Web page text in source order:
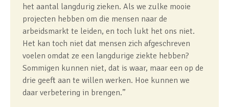
het aantal langdurig zieken. Als we zulke mooie
projecten hebben om die mensen naar de
arbeidsmarkt te leiden, en toch lukt het ons niet.
Het kan toch niet dat mensen zich afgeschreven
voelen omdat ze een langdurige ziekte hebben?
Sommigen kunnen niet, dat is waar, maar een op de
drie geeft aan te willen werken. Hoe kunnen we
daar verbetering in brengen.”